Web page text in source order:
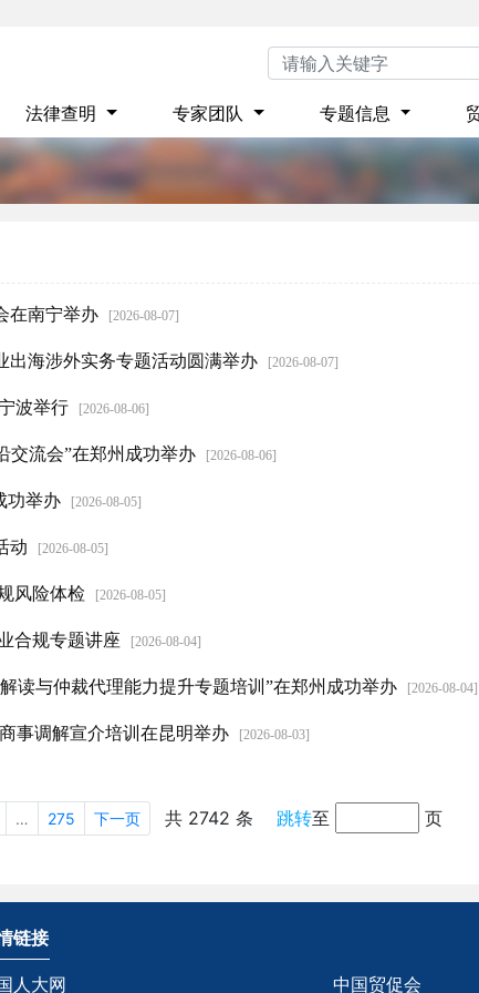
法律查明 专家团队 专题信息
在南宁举办 [2026-08-07]
出海涉外实务专题活动圆满举办 [2026-08-07]
波举行 [2026-08-06]
交流会”在郑州成功举办 [2026-08-06]
功举办 [2026-08-05]
动 [2026-08-05]
风险体检 [2026-08-05]
合规专题讲座 [2026-08-04]
读与仲裁代理能力提升专题培训”在郑州成功举办 [2026-08-04]
事调解宣介培训在昆明举办 [2026-08-03]
… 275 下一页 共 2742 条 跳转至 页
链接
人大网 中国贸促会